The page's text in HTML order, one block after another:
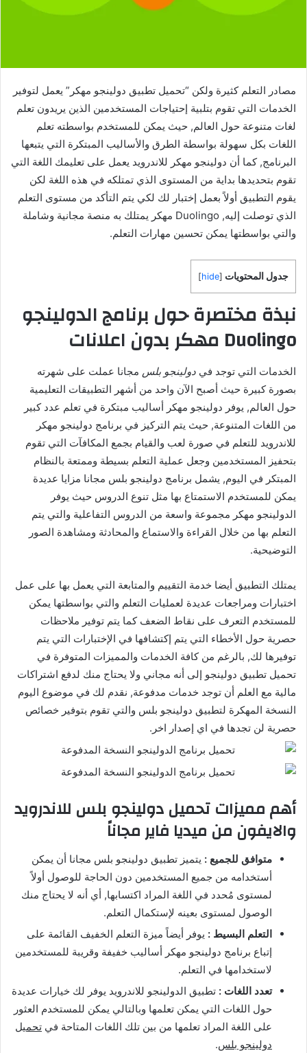
مصادر التعلم كثيرة ولكن “تحميل تطبيق دولينجو مهكر” يعمل لتوفير
الخدمات التي تقوم بتلبية إحتياجات المستخدمين الذين يريدون تعلم
لغات متنوعة حول العالم, حيث يمكن للمستخدم بواسطته تعلم
اللغات بكل سهولة بواسطة الطرق والأساليب المبتكرة التي يتبعها
البرنامج, كما أن دولينجو مهكر للاندرويد يعمل على تعليمك اللغة التي
تقوم بتحديدها بداية من المستوى الذي تمتلكه في هذه اللغة لكن
يقوم التطبيق أولاً بعمل إختبار لك لكي يتم التأكد من مستوى التعلم
الذي توصلت إليه, Duolingo مهكر يمتلك به منصة مجانية وشاملة
والتي بواسطتها يمكن تحسين مهارات التعلم.
جدول المحتويات [
hide
]
نبذة مختصرة حول برنامج الدولينجو
Duolingo مهكر بدون اعلانات
الخدمات التي توجد في دولينجو بلس مجانا عملت على شهرته
بصورة كبيرة حيث أصبح الآن واحد من أشهر التطبيقات التعليمية
حول العالم, يوفر دولينجو مهكر أساليب مبتكرة في تعلم عدد كبير
من اللغات المتنوعة, حيث يتم التركيز في برنامج دولينجو مهكر
للاندرويد للتعلم في صورة لعب والقيام بجمع المكافآت التي تقوم
بتحفيز المستخدمين وجعل عملية التعلم بسيطة وممتعة بالنظام
المبتكر في اليوم, يشمل برنامج دولينجو بلس مجانا مزايا عديدة
يمكن للمستخدم الاستمتاع بها مثل تنوع الدروس حيث يوفر
الدولينجو مهكر مجموعة واسعة من الدروس التفاعلية والتي يتم
التعلم بها من خلال القراءة والاستماع والمحادثة ومشاهدة الصور
التوضيحية.
يمتلك التطبيق أيضا خدمة التقييم والمتابعة التي يعمل بها على عمل
اختبارات ومراجعات عديدة لعمليات التعلم والتي بواسطتها يمكن
للمستخدم التعرف على نقاط الضعف كما يتم توفير ملاحظات
حصرية حول الأخطاء التي يتم إكتشافها في الإختبارات التي يتم
توفيرها لك, بالرغم من كافة الخدمات والمميزات المتوفرة في
تحميل تطبيق دولينجو إلى أنه مجاني ولا يحتاج منك لدفع اشتراكات
مالية مع العلم أن توجد خدمات مدفوعة, نقدم لك في موضوع اليوم
النسخة المهكرة لتطبيق دولينجو بلس والتي تقوم بتوفير خصائص
حصرية لن تجدها في اي إصدار اخر.
أهم مميزات تحميل دولينجو بلس للاندرويد
والايفون من ميديا فاير مجاناً
متوافق للجميع : يتميز تطبيق دولينجو بلس مجانا أن يمكن
أستخدامه من جميع المستخدمين دون الحاجة للوصول أولاً
لمستوى مُحدد في اللغة المراد اكتسابها, أي أنه لا يحتاج منك
الوصول لمستوى بعينه لإستكمال التعلم.
التعلم البسيط : يوفر أيضاً ميزة التعلم الخفيف القائمة على
إتباع برنامج دولينجو مهكر أساليب خفيفة وقريبة للمستخدمين
لاستخدامها في التعلم.
تعدد اللغات : تطبيق الدولينجو للاندرويد يوفر لك خيارات عديدة
حول اللغات التي يمكن تعلمها وبالتالي يمكن للمستخدم العثور
على اللغة المراد تعلمها من بين تلك اللغات المتاحة في تحميل
دولينجو بلس.